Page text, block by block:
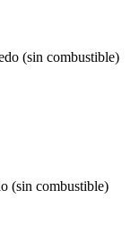
(sin combustible)
(sin combustible)